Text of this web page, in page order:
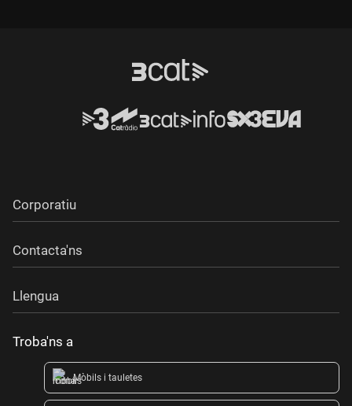
Corporatiu
Contacta'ns
Llengua
Troba'ns a
Mòbils i tauletes